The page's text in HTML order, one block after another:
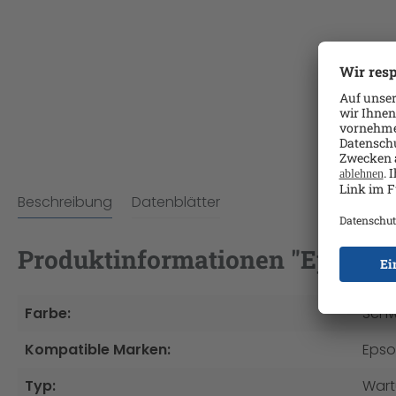
Beschreibung Datenblätter
Produktinformationen "Epson
Farbe:
Kompatible Marken:
Typ: